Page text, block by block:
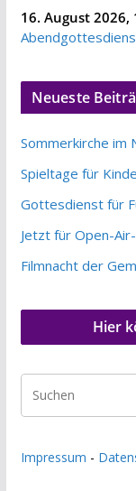
16. August 2026,
Neueste
Sommerkirche im
Spieltage für
Gottesdienst für
Jetzt für Open-
Filmnacht der
Hier
Impressum -